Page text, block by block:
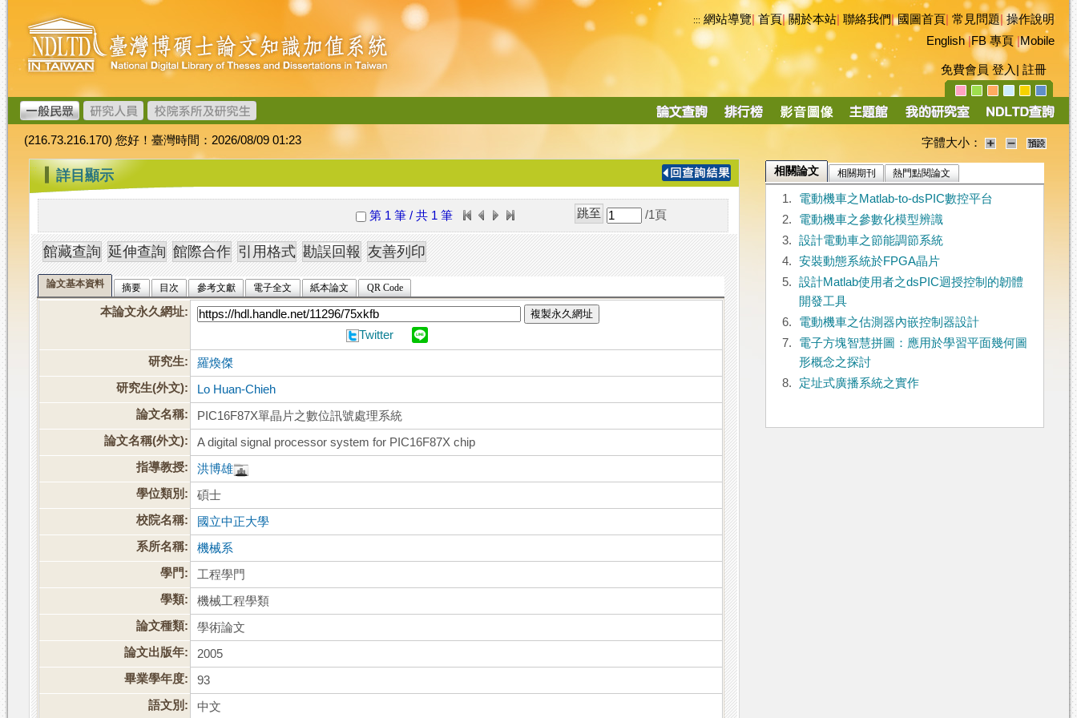
跳
到
主
要
內
容
臺
灣
博
碩
士
論
文
加
值
系
統
::: 網站導覽|首頁|關於本站 聯絡我們|國圖首頁 常見問題|操作說明
English|FB 專頁|Mobile
免費會員 登入 註冊
導
(216.73.216.170) 您好！臺灣時間：2026/08/09 01:23 字體大小：
::: 詳目顯示
第 1 筆 / 共 1 筆 /1 頁
論文基本資料 摘要 目次 參考文獻 電子全文 紙本論文 QR Code
本論文永久網址: 複製永久網址
Twitter
研究生:
羅煥傑
研究生(外文):
Lo Huan-Chieh
論文名稱:
PIC16F87X單晶片之數位訊號處理系統
論文名稱(外文):
A digital signal processor system for PIC16F87X chip
指導教授:
洪博雄
學位類別:
碩士
校院名稱:
國立中正大學
系所名稱:
機械系
學門:
工程學門
學類:
機械工程學類
論文種類:
學術論文
論文出版年:
2005
畢業學年度:
93
語文別:
中文
相關論文 相關期刊 熱門點閱論文
1.
電動機車之Matlab-to-dsPIC數控平台
2.
電動機車之參數化模型辨識
3.
設計電動車之節能調節系統
4.
安裝動態系統於FPGA晶片
5.
設計Matlab使用者之dsPIC迴授控制的韌體
開發工具
6.
電動機車之估測器內嵌控制器設計
7.
電子方塊智慧拼圖：應用於學習平面幾何圖
形概念之探討
8.
定址式廣播系統之實作